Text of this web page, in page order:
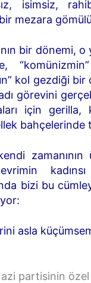
isimsiz,
mezara
bir dönemi,
kol gezdiği
görevini
için
bahçelerinde
zamanının
bizi bu
asla
partisinin özel